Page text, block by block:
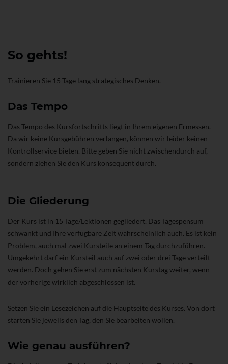
So gehts!
Trainieren Sie 15 Tage lang strategisches Denken.
Das Tempo
Das Tempo des Kursfortschritts liegt in Ihrem eigenen Ermessen.
Da wir keine Kursgebühren verlangen, können wir leider keinen
Kontrollservice bieten. Bitte geben Sie nicht zwischendurch auf,
sondern ziehen Sie den Kurs konsequent durch.
Die Gliederung
Der Kurs ist in 15 Tage/Lektionen gegliedert. Das Tagespensum
schwankt und Ihre verfügbare Zeit wahrscheinlich auch. Es ist kein
Problem, auch mal zwei Kursteile an einem Tag durchzuführen.
Umgekehrt darf ein Kursteil auch auf zwei oder drei Tage verteilt
werden. Doch gehen Sie erst zum nächsten Kurstag weiter, wenn
der vorherige wirklich abgeschlossen ist.
Setzen Sie ein Lesezeichen auf die Hauptseite des Kurses. Von dort
starten Sie jeweils den Tag, den Sie bearbeiten wollen.
Wie genau ausführen?